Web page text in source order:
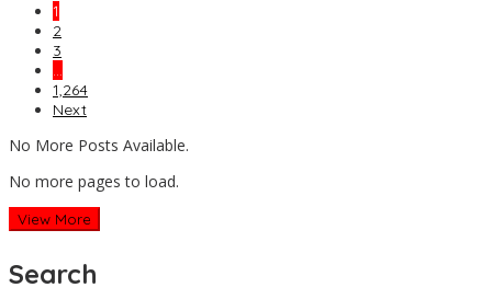
1
2
3
…
1,264
Next
No More Posts Available.
No more pages to load.
View More
Search